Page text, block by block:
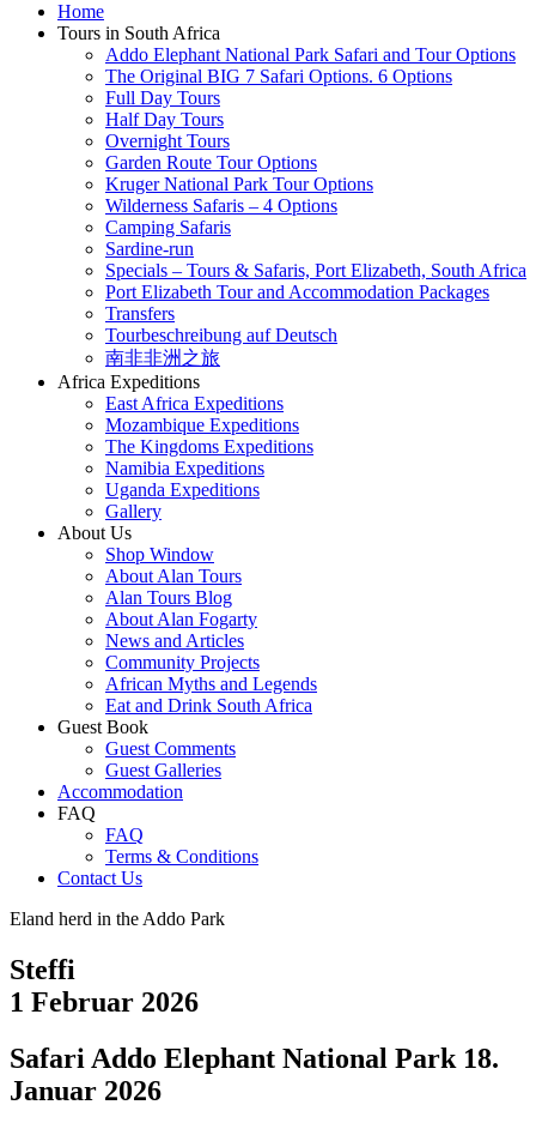
Home
Tours in South Africa
Addo Elephant National Park Safari and Tour Options
The Original BIG 7 Safari Options. 6 Options
Full Day Tours
Half Day Tours
Overnight Tours
Garden Route Tour Options
Kruger National Park Tour Options
Wilderness Safaris – 4 Options
Camping Safaris
Sardine-run
Specials – Tours & Safaris, Port Elizabeth, South Africa
Port Elizabeth Tour and Accommodation Packages
Transfers
Tourbeschreibung auf Deutsch
南非非洲之旅
Africa Expeditions
East Africa Expeditions
Mozambique Expeditions
The Kingdoms Expeditions
Namibia Expeditions
Uganda Expeditions
Gallery
About Us
Shop Window
About Alan Tours
Alan Tours Blog
About Alan Fogarty
News and Articles
Community Projects
African Myths and Legends
Eat and Drink South Africa
Guest Book
Guest Comments
Guest Galleries
Accommodation
FAQ
FAQ
Terms & Conditions
Contact Us
Eland herd in the Addo Park
Steffi
1 Februar 2026
Safari Addo Elephant National Park 18.
Januar 2026